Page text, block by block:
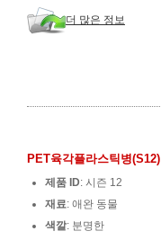
더 많은 정보
PET육각플라스틱병(S12)
제품 ID: 시즌 12
재료: 애완 동물
색깔: 분명한